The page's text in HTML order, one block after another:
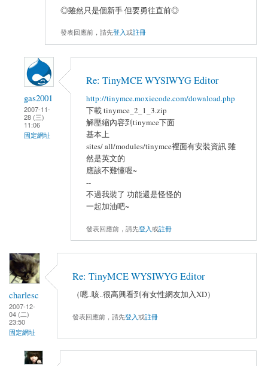
◎雖然只是個新手 但要勇往直前◎
發表回應前，請先登入或註冊
gas2001
2007-11-
28 (三)
11:06
固定網址
Re: TinyMCE WYSIWYG Editor
http://tinymce.moxiecode.com/download.php
下載 tinymce_2_1_3.zip
解壓縮內容到tinymce下面
基本上
sites/ all/modules/tinymce裡面有安裝資訊 雖
然是英文的
應該不難懂喔~
--
不過我裝了 功能還是怪怪的
一起加油吧~
發表回應前，請先登入或註冊
charlesc
2007-12-
04 (二)
23:50
固定網址
Re: TinyMCE WYSIWYG Editor
（嗯..咳..很高興看到有女性網友加入XD）
發表回應前，請先登入或註冊